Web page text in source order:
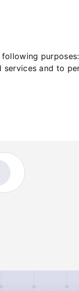
following
and to